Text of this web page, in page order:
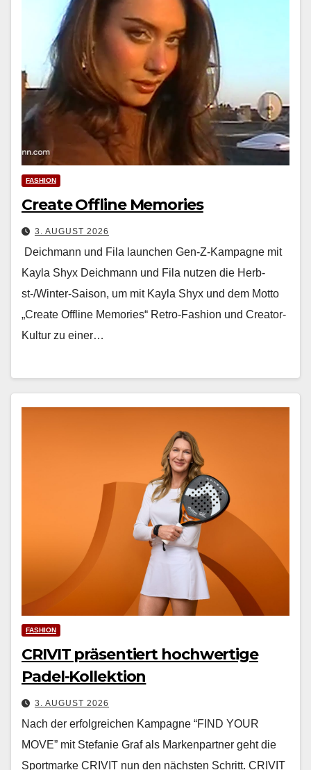
FASHION
Create Offline Memories
3. AUGUST 2026
Deichmann und Fila launchen Gen-Z-Kampagne mit
Kayla Shyx Deich­mann und Fila nutzen die Herb­
st-/Win­ter-Sai­son, um mit Kay­la Shyx und dem Mot­to
„Cre­ate Offline Mem­o­ries“ Retro-Fash­ion und Cre­ator-
Kul­tur zu ein­er…
FASHION
CRIVIT präsentiert hochwertige
Padel-Kollektion
3. AUGUST 2026
Nach der erfol­gre­ichen Kam­pagne “FIND YOUR
MOVE” mit Ste­fanie Graf als Marken­part­ner geht die
Sport­marke CRIVIT nun den näch­sten Schritt. CRIVIT